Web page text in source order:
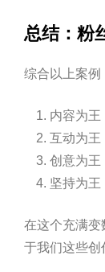
总结：粉
综合以上案例
内容为王
互动为王
创意为王
坚持为王
在这个充满
于我们这些创